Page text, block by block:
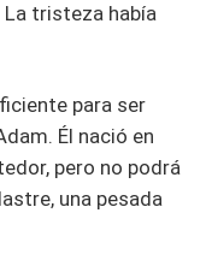
tristeza había
para ser
Él nació en
pero no podrá
una pesada